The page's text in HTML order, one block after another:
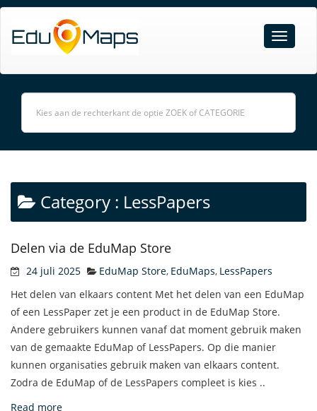
Category : LessPapers
Delen via de EduMap Store
24 juli 2025 EduMap Store, EduMaps, LessPapers
Het delen van elkaars content Met het delen van een EduMap
of een LessPaper zet je een product in de EduMap Store.
Andere gebruikers kunnen vanaf dat moment gebruik maken
van de gemaakte EduMap of LessPapers. Op die manier
kunnen organisaties gebruik maken van elkaars content.
Zodra de EduMap of de LessPapers compleet is kies ..
Read more